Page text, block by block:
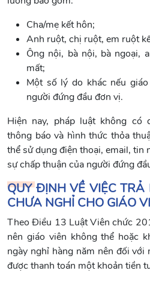
Cha/mẹ kết hôn;
Anh ruột, chị ruột, em ruột
Ông nội, bà nội, bà ngoại,
mất;
Một số lý do khác nếu
người đứng đầu đơn vị.
Hiện nay, pháp luật không có
thông báo và hình thức thỏa
thể sử dụng điện thoại, email, tin
sự chấp thuận của người đứng
QUY ĐỊNH VỀ VIỆC TRẢ
CHƯA NGHỈ CHO GIÁO
Theo Điều 13 Luật Viên chức
nên giáo viên không thể hoặc
ngày nghỉ hàng năm nên đối
được thanh toán một khoản tiền